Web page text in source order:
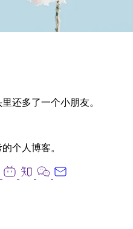
还多了一个小朋友。
个人博客。